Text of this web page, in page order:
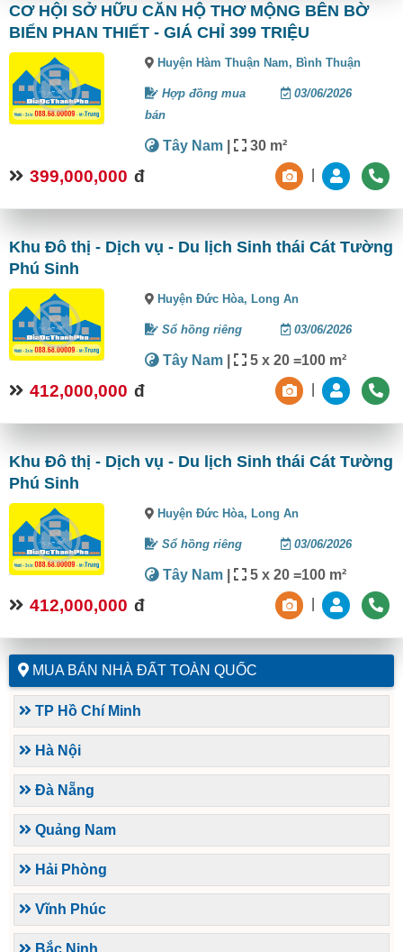
CƠ HỘI SỞ HỮU CĂN HỘ THƠ MỘNG BÊN BỜ
BIỂN PHAN THIẾT - GIÁ CHỈ 399 TRIỆU
Huyện Hàm Thuận Nam,Bình Thuận
Hợp đồng mua
bán
03/06/2026
Tây Nam | 30 m²
399,000,000 đ
Khu Đô thị - Dịch vụ - Du lịch Sinh thái Cát Tường
Phú Sinh
Huyện Đức Hòa,Long An
Sổ hồng riêng 03/06/2026
Tây Nam | 5 x 20 =100 m²
412,000,000 đ
Khu Đô thị - Dịch vụ - Du lịch Sinh thái Cát Tường
Phú Sinh
Huyện Đức Hòa,Long An
Sổ hồng riêng 03/06/2026
Tây Nam | 5 x 20 =100 m²
412,000,000 đ
MUA BÁN NHÀ ĐẤT TOÀN QUỐC
TP Hồ Chí Minh
Hà Nội
Đà Nẵng
Quảng Nam
Hải Phòng
Vĩnh Phúc
Bắc Ninh